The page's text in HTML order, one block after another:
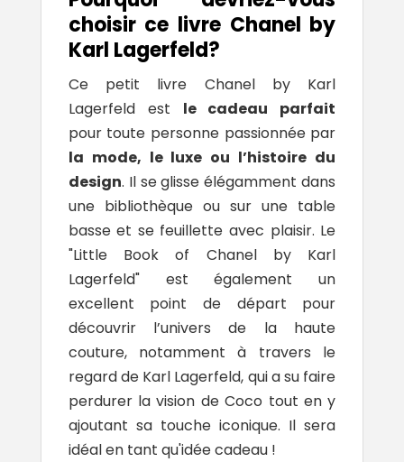
choisir ce livre Chanel by
Karl Lagerfeld?
Ce petit livre Chanel by Karl
Lagerfeldest le cadeau parfait
pour toute personne passionnée par
la mode, le luxe ou l’histoire du
design. Il se glisse élégamment dans
une bibliothèque ou sur une table
basse et se feuillette avec plaisir. Le
"Little Book of Chanel by Karl
Lagerfeld" est également un
excellent point de départ pour
découvrir l’univers de la haute
couture, notamment à travers le
regard de Karl Lagerfeld, qui a su faire
perdurer la vision de Coco tout en y
ajoutant sa touche iconique. Il sera
idéal en tant qu'idée cadeau!